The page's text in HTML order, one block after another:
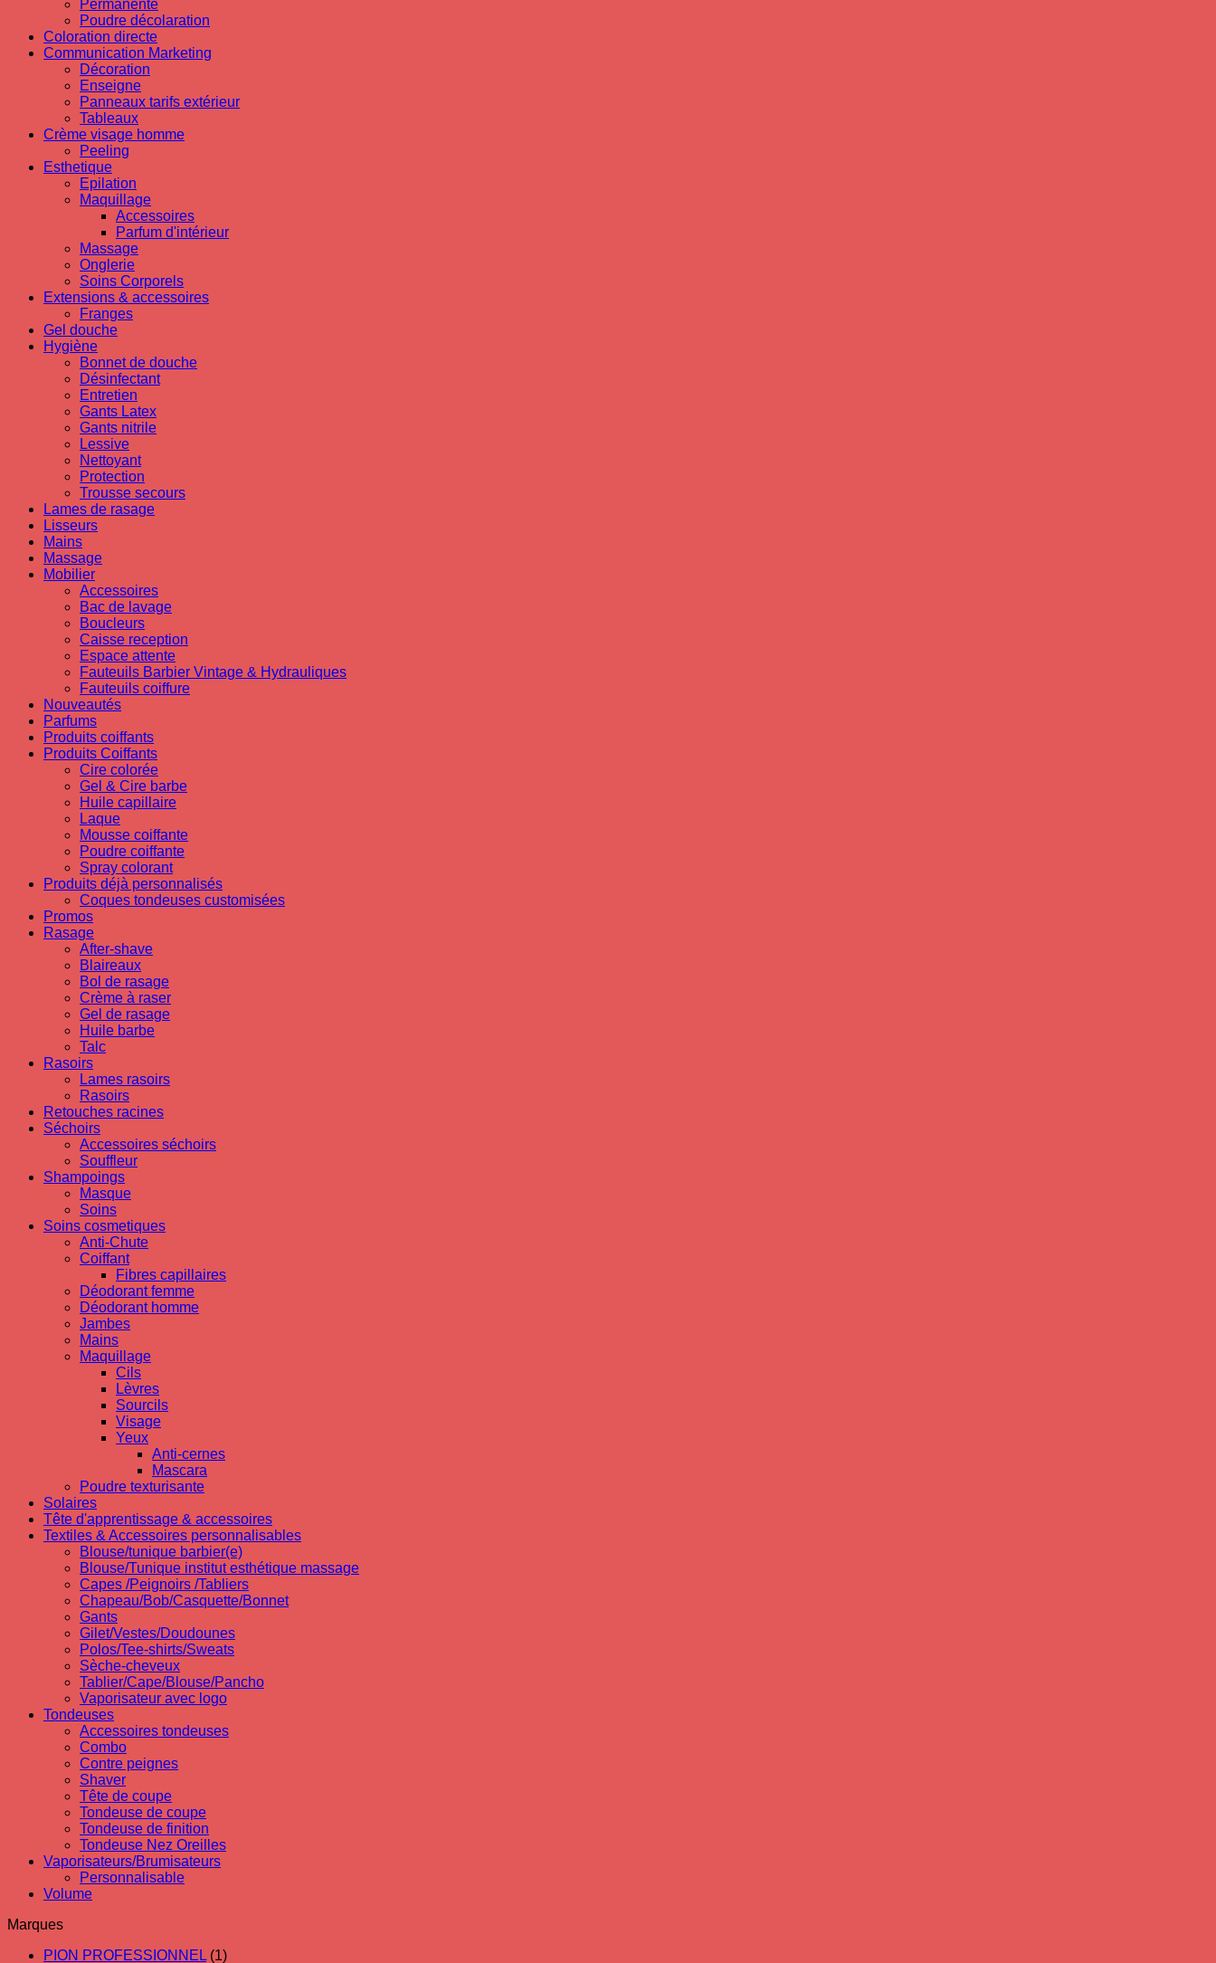
Permanente
Poudre décolaration
Coloration directe
Communication Marketing
Décoration
Enseigne
Panneaux tarifs extérieur
Tableaux
Crème visage homme
Peeling
Esthetique
Epilation
Maquillage
Accessoires
Parfum d'intérieur
Massage
Onglerie
Soins Corporels
Extensions & accessoires
Franges
Gel douche
Hygiène
Bonnet de douche
Désinfectant
Entretien
Gants Latex
Gants nitrile
Lessive
Nettoyant
Protection
Trousse secours
Lames de rasage
Lisseurs
Mains
Massage
Mobilier
Accessoires
Bac de lavage
Boucleurs
Caisse reception
Espace attente
Fauteuils Barbier Vintage & Hydrauliques
Fauteuils coiffure
Nouveautés
Parfums
Produits coiffants
Produits Coiffants
Cire colorée
Gel & Cire barbe
Huile capillaire
Laque
Mousse coiffante
Poudre coiffante
Spray colorant
Produits déjà personnalisés
Coques tondeuses customisées
Promos
Rasage
After-shave
Blaireaux
Bol de rasage
Crème à raser
Gel de rasage
Huile barbe
Talc
Rasoirs
Lames rasoirs
Rasoirs
Retouches racines
Séchoirs
Accessoires séchoirs
Souffleur
Shampoings
Masque
Soins
Soins cosmetiques
Anti-Chute
Coiffant
Fibres capillaires
Déodorant femme
Déodorant homme
Jambes
Mains
Maquillage
Cils
Lèvres
Sourcils
Visage
Yeux
Anti-cernes
Mascara
Poudre texturisante
Solaires
Tête d'apprentissage & accessoires
Textiles & Accessoires personnalisables
Blouse/tunique barbier(e)
Blouse/Tunique institut esthétique massage
Capes /Peignoirs /Tabliers
Chapeau/Bob/Casquette/Bonnet
Gants
Gilet/Vestes/Doudounes
Polos/Tee-shirts/Sweats
Sèche-cheveux
Tablier/Cape/Blouse/Pancho
Vaporisateur avec logo
Tondeuses
Accessoires tondeuses
Combo
Contre peignes
Shaver
Tête de coupe
Tondeuse de coupe
Tondeuse de finition
Tondeuse Nez Oreilles
Vaporisateurs/Brumisateurs
Personnalisable
Volume
Marques
PION PROFESSIONNEL (1)